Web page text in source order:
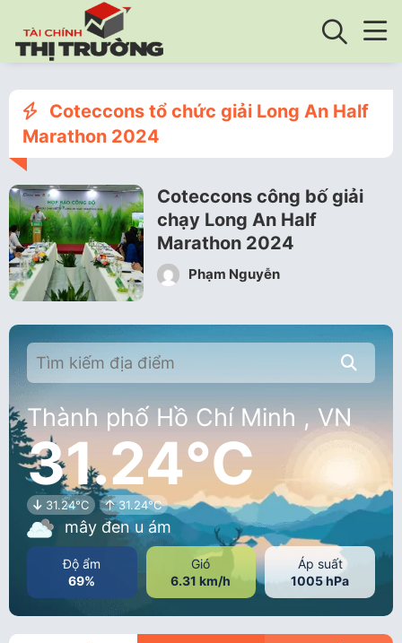
Coteccons tổ chức giải Long An Half
Marathon 2024
Coteccons công bố giải
chạy Long An Half
Marathon 2024
Phạm Nguyễn
Thành phố Hồ Chí Minh , VN
31.24°C
31.24°C 31.24°C
mây đen u ám
Độ ẩm
69%
Gió
6.31 km/h
Áp suất
1005 hPa